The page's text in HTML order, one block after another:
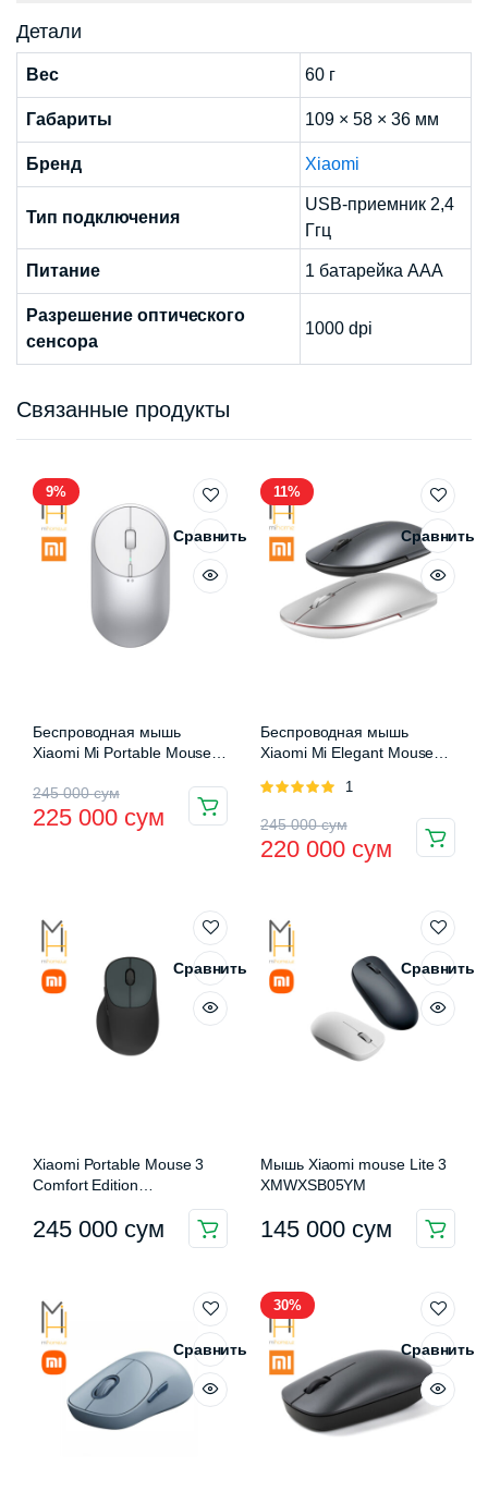
Детали
Вес 60 г
Габариты 109 × 58 × 36 мм
Бренд Xiaomi
Тип подключения
USB-приемник 2,4
Ггц
Питание 1 батарейка ААА
Разрешение оптического
сенсора
1000 dpi
Связанные продукты
9%
Сравнить
Беспроводная мышь
Xiaomi Mi Portable Mouse 2
245 000сум
Первоначальная
цена
000 сум.
225 000 сум
Текущая
цена:
Этот
вариаций.
Опции
можно
выбрать
странице
11%
Сравнить
Беспроводная мышь
Xiaomi Mi Elegant Mouse
Оценка
1
245 000сум
Первоначальная
цена
245
000 сум.
220 000 сум
Текущая
цена:
000 сум.
Сравнить
Xiaomi Portable Mouse 3
Comfort Edition
245 000 сум
Этот
несколько
вариаций.
Опции
можно
выбрать
Сравнить
Мышь Xiaomi mouse Lite 3
XMWXSB05YM
145 000 сум
Этот
имеет
несколько
вариаций.
Опции
можно
выбрать
Сравнить
30%
Сравнить